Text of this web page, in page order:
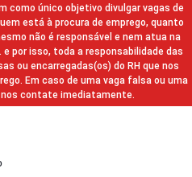
como único objetivo divulgar vagas de
está à procura de emprego, quanto
não é responsável e nem atua na
por isso, toda a responsabilidade das
ou encarregadas(os) do RH que nos
Em caso de uma vaga falsa ou uma
contate imediatamente.